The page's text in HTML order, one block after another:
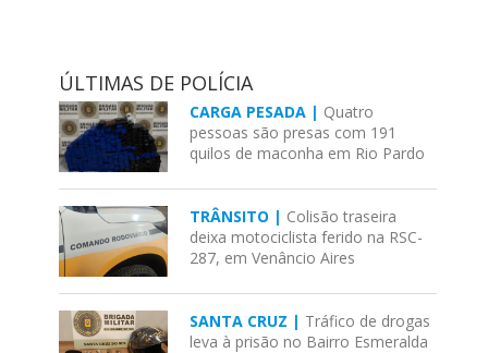
ÚLTIMAS DE POLÍCIA
CARGA PESADA | Quatro
pessoas são presas com 191
quilos de maconha em Rio Pardo
TRÂNSITO | Colisão traseira
deixa motociclista ferido na RSC-
287, em Venâncio Aires
SANTA CRUZ | Tráfico de drogas
leva à prisão no Bairro Esmeralda